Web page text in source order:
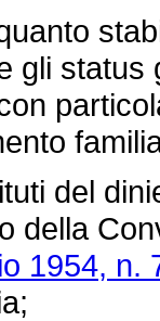
gli status
del
della
1954, n.